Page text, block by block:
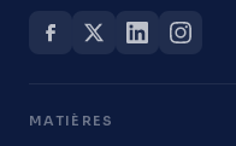
MATIÈRES